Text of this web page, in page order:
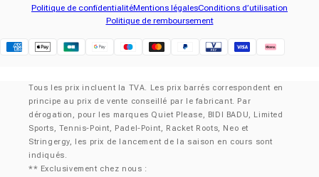
Politique de confidentialitéMentions légalesConditions d’utilisation
Politique de remboursement
Tous les prix incluent la TVA. Les prix barrés correspondent en
principe au prix de vente conseillé par le fabricant. Par
dérogation, pour les marques Quiet Please, BIDI BADU, Limited
Sports, Tennis-Point, Padel-Point, Racket Roots, Neo et
Stringergy, les prix de lancement de la saison en cours sont
indiqués.
** Exclusivement chez nous :